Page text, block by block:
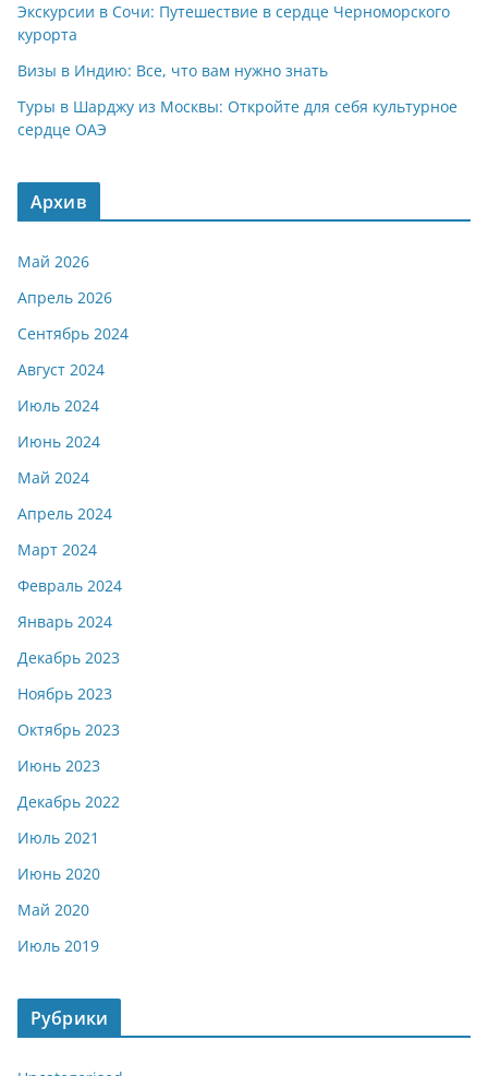
Экскурсии в Сочи: Путешествие в сердце Черноморского
курорта
Визы в Индию: Все, что вам нужно знать
Туры в Шарджу из Москвы: Откройте для себя культурное
сердце ОАЭ
Архив
Май 2026
Апрель 2026
Сентябрь 2024
Август 2024
Июль 2024
Июнь 2024
Май 2024
Апрель 2024
Март 2024
Февраль 2024
Январь 2024
Декабрь 2023
Ноябрь 2023
Октябрь 2023
Июнь 2023
Декабрь 2022
Июль 2021
Июнь 2020
Май 2020
Июль 2019
Рубрики